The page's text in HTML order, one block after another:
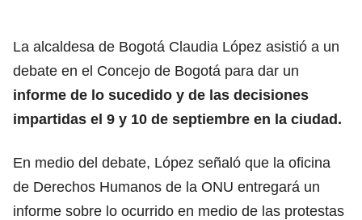
La alcaldesa de Bogotá Claudia López asistió a un
debate en el Concejo de Bogotá para dar un
informe de lo sucedido y de las decisiones
impartidas el 9 y 10 de septiembre en la ciudad.
En medio del debate, López señaló que la oficina
de Derechos Humanos de la ONU entregará un
informe sobre lo ocurrido en medio de las protestas